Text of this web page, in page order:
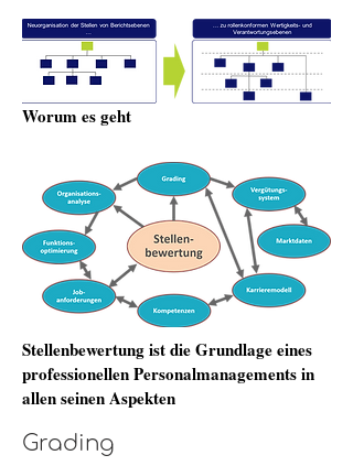
Grading
Worum es geht
Stellenbewertung ist die Grundlage eines
professionellen Personalmanagements in
allen seinen Aspekten